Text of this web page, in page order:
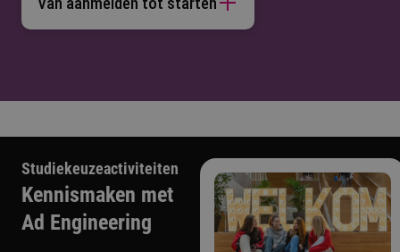
Studiekeuzeactiviteiten
Kennismaken met
Ad Engineering